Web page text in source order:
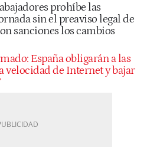
prohíbe las
sin el preaviso legal de
sanciones los cambios
España obligarán a las
velocidad de Internet y bajar